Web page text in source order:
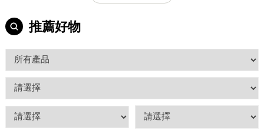
推薦好物